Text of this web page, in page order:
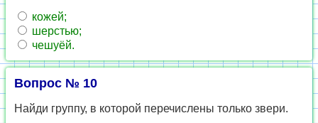
кожей;
шерстью;
чешуёй.
Вопрос № 10
Найди группу, в которой перечислены только звери.